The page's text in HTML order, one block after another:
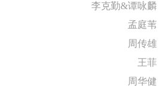
李克勤&谭咏麟
孟庭苇
周传雄
王菲
周华健